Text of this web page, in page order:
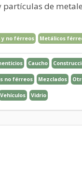
partículas de
y no férreos Metálicos
Caucho
no férreos Mezclados
Vehículos Vidrio